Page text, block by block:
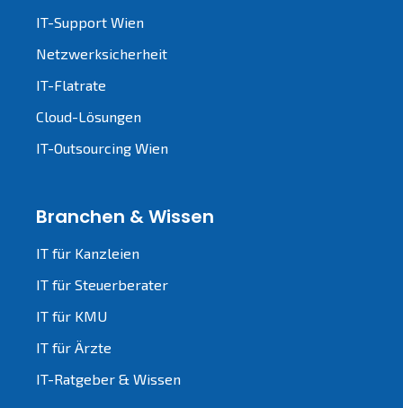
IT-Support Wien
Netzwerksicherheit
IT-Flatrate
Cloud-Lösungen
IT-Outsourcing Wien
Branchen & Wissen
IT für Kanzleien
IT für Steuerberater
IT für KMU
IT für Ärzte
IT-Ratgeber & Wissen